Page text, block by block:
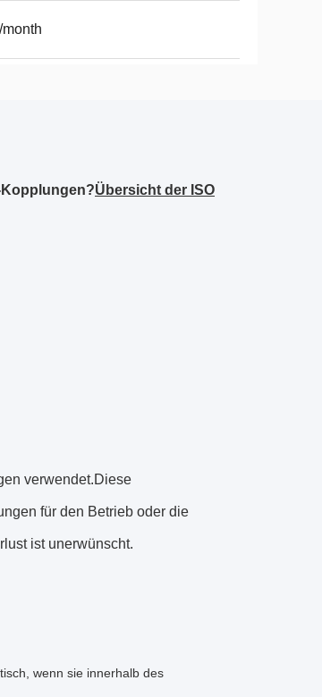
Kopplungen?Übersicht der ISO
verwendet.Diese
für den Betrieb oder die
ist unerwünscht.
wenn sie innerhalb des